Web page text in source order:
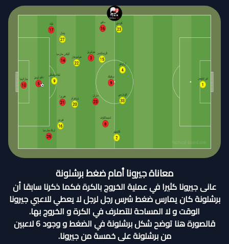
معاناة جيرونا أمام ضغط برشلونة
عانى جيرونا كثيرا في عملية الخروج بالكرة فكما ذكرنا سابقا أن
برشلونة كان يمارس ضغط شرس رجل لرجل لا يعطي للاعبي جيرونا
الوقت و لا المساحة للتصلرف في الكرة و الخروج بها.
قالصورة هنا توضح شكل برشلونة في الضغط و وجود 6 لاعبين
من برشلونة على خمسة من جيرونا.